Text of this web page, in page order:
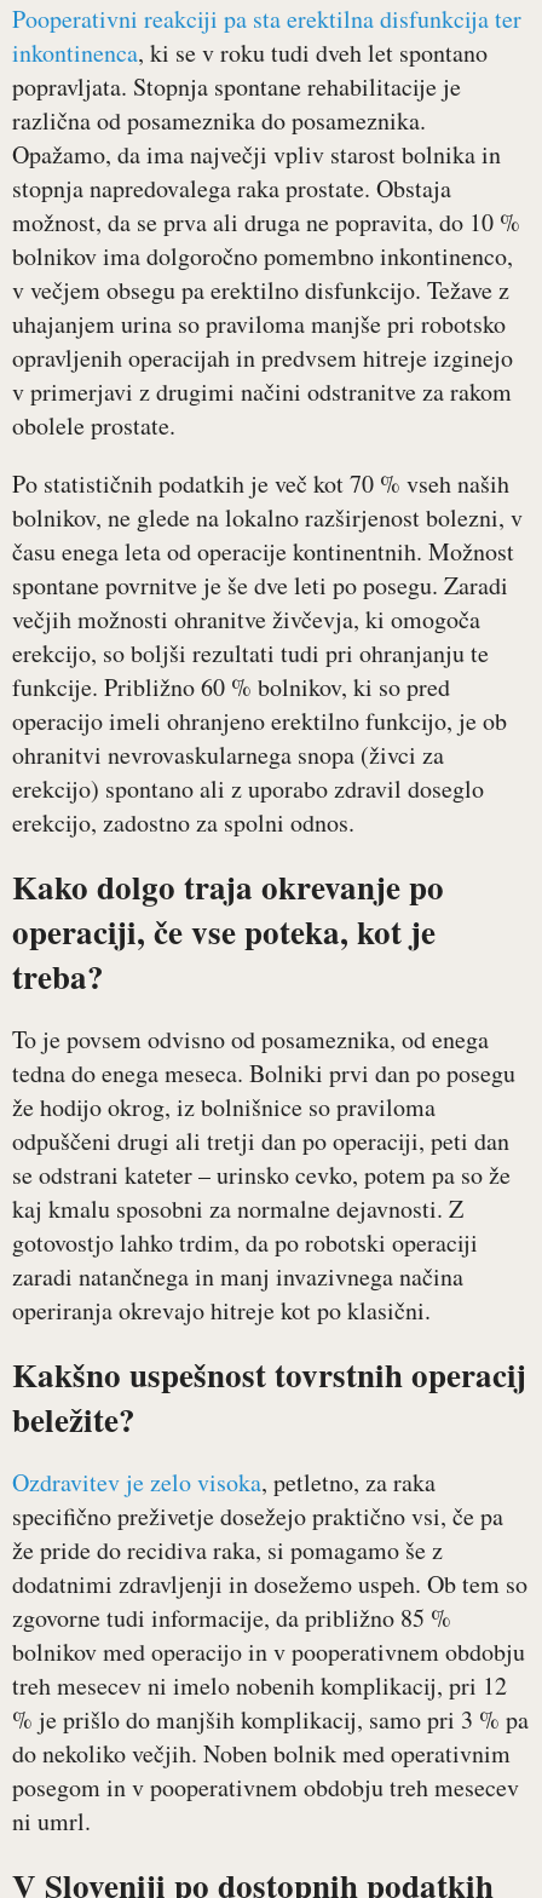
Pooperativni reakciji pa sta erektilna disfunkcija ter
inkontinenca, ki se v roku tudi dveh let spontano
popravljata. Stopnja spontane rehabilitacije je
različna od posameznika do posameznika.
Opažamo, da ima največji vpliv starost bolnika in
stopnja napredovalega raka prostate. Obstaja
možnost, da se prva ali druga ne popravita, do 10 %
bolnikov ima dolgoročno pomembno inkontinenco,
v večjem obsegu pa erektilno disfunkcijo. Težave z
uhajanjem urina so praviloma manjše pri robotsko
opravljenih operacijah in predvsem hitreje izginejo
v primerjavi z drugimi načini odstranitve za rakom
obolele prostate.
Po statističnih podatkih je več kot 70 % vseh naših
bolnikov, ne glede na lokalno razširjenost bolezni, v
času enega leta od operacije kontinentnih. Možnost
spontane povrnitve je še dve leti po posegu. Zaradi
večjih možnosti ohranitve živčevja, ki omogoča
erekcijo, so boljši rezultati tudi pri ohranjanju te
funkcije. Približno 60 % bolnikov, ki so pred
operacijo imeli ohranjeno erektilno funkcijo, je ob
ohranitvi nevrovaskularnega snopa (živci za
erekcijo) spontano ali z uporabo zdravil doseglo
erekcijo, zadostno za spolni odnos.
Kako dolgo traja okrevanje po
operaciji, če vse poteka, kot je
treba?
To je povsem odvisno od posameznika, od enega
tedna do enega meseca. Bolniki prvi dan po posegu
že hodijo okrog, iz bolnišnice so praviloma
odpuščeni drugi ali tretji dan po operaciji, peti dan
se odstrani kateter – urinsko cevko, potem pa so že
kaj kmalu sposobni za normalne dejavnosti. Z
gotovostjo lahko trdim, da po robotski operaciji
zaradi natančnega in manj invazivnega načina
operiranja okrevajo hitreje kot po klasični.
Kakšno uspešnost tovrstnih operacij
beležite?
Ozdravitev je zelo visoka, petletno, za raka
specifično preživetje dosežejo praktično vsi, če pa
že pride do recidiva raka, si pomagamo še z
dodatnimi zdravljenji in dosežemo uspeh. Ob tem so
zgovorne tudi informacije, da približno 85 %
bolnikov med operacijo in v pooperativnem obdobju
treh mesecev ni imelo nobenih komplikacij, pri 12
% je prišlo do manjših komplikacij, samo pri 3 % pa
do nekoliko večjih. Noben bolnik med operativnim
posegom in v pooperativnem obdobju treh mesecev
ni umrl.
V Sloveniji po dostopnih podatkih